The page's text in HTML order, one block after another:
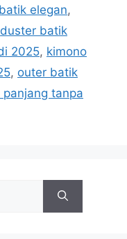
elegan,
duster batik
2025, kimono
, outer batik
tanpa